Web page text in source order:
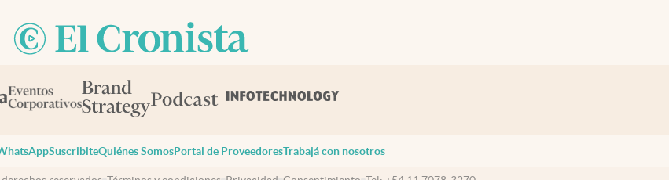
SuscribiteQuiénes SomosPortal de ProveedoresTrabajá con nosotros